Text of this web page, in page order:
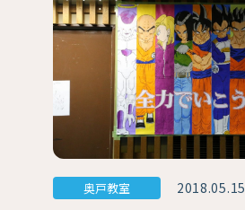
奥戸教室 2018.05.15